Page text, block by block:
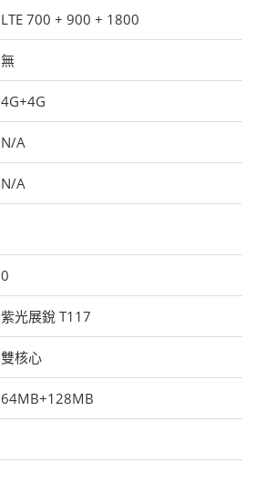
LTE 700 + 900 + 1800
無
4G+4G
N/A
N/A
0
紫光展銳 T117
雙核心
64MB+128MB